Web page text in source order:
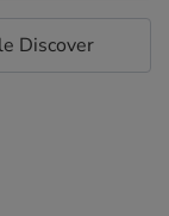
Discover